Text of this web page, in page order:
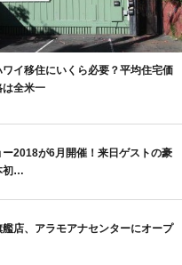
ワイ移住にいくら必要？平均住宅価
は全米一
ー2018が6月開催！来日ゲストの豪
初…
店、アラモアナセンターにオープ